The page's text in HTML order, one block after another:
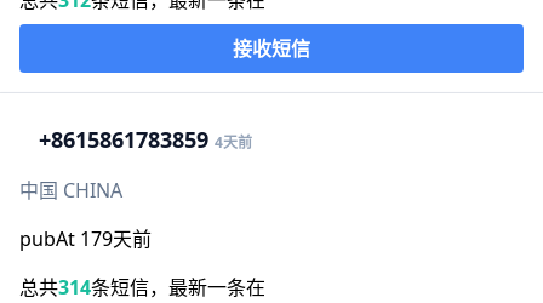
接收短信
+8615861783859 4天前
中国 CHINA
pubAt 179天前
总共314条短信，最新一条在